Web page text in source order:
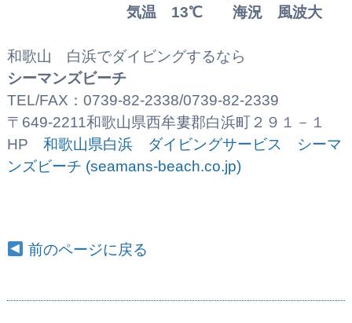
気温 13℃ 海況 風波大
和歌山 白浜でダイビングするなら
シーマンズビーチ
TEL/FAX：0739-82-2338/0739-82-2339
〒649-2211和歌山県西牟婁郡白浜町２９１－１
HP 和歌山県白浜 ダイビングサービス シーマ
ンズビーチ (seamans-beach.co.jp)
前のページに戻る